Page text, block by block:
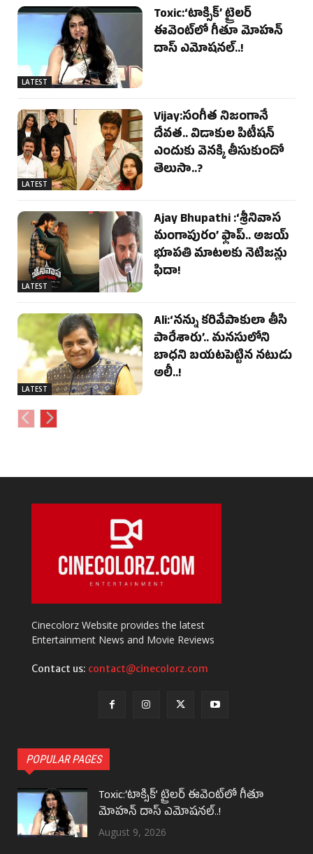
LATEST
Toxic:‘టాక్సిక్’ ట్రైలర్
ఈవెంట్‌లో గీతూ మోహన్
దాస్ ఎమోషనల్..!
LATEST
Vijay:సంగీత నిజంగానే
దేవత.. విడాకుల పిటీషన్
ఎందుకు వెనక్కి తీసుకుందో
తెలుసా..?
LATEST
Ajay Bhupathi :‘శ్రీనివాస
మంగాపురం’ ఫ్లాప్.. అజయ్
భూపతి మాటలకు నెటిజన్లు
ఫిదా!
LATEST
Ali:‘నన్ను కరివేపాకులా తీసి
పారేశారు’.. మనసులోని
బాధని బయటపెట్టిన నటుడు
అలీ..!
Cinecolorz Website provides the latest
Entertainment News and Movie Reviews
Contact us: contact@cinecolorz.com
POPULAR PAGES
Toxic:‘టాక్సిక్’ ట్రైలర్ ఈవెంట్‌లో గీతూ
మోహన్ దాస్ ఎమోషనల్..!
August 9, 2026